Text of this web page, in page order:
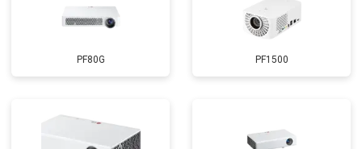
PF80G PF1500